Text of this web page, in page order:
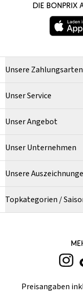
DIE BONPRIX
Unsere Zahlungsarten
Unser Service
Unser Angebot
Unser Unternehmen
Unsere
Topkategorien /
Preisangaben